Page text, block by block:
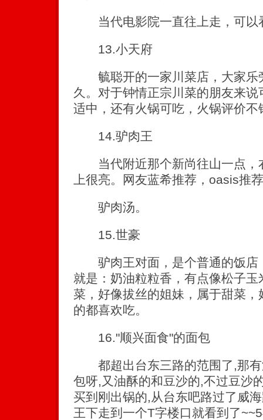
当代电影院一直往上走，可以
13.小天府
毓聪开的一家川菜店，大家乐
久。对于钟情正宗川菜的朋友来
适中，还有火锅可吃，火锅评价不
14.驴肉王
当代附近那个新尚往山一点，
上很亮。网友蓝希推荐，oasis推
驴肉汤。
15.世豪
驴肉王对面，是个普通的饭店
就是：奶油粒粒香，有点像松子
菜，好像拔丝的姐妹，属于甜菜
的都喜欢吃。
16."顺兴面食"的面包
都超出台东三路的范围了,那有
包呀,又油酥的和豆沙的,不过豆沙
买到刚出锅的,从台东吧路过了威
王下走到一个T字楼口就看到了